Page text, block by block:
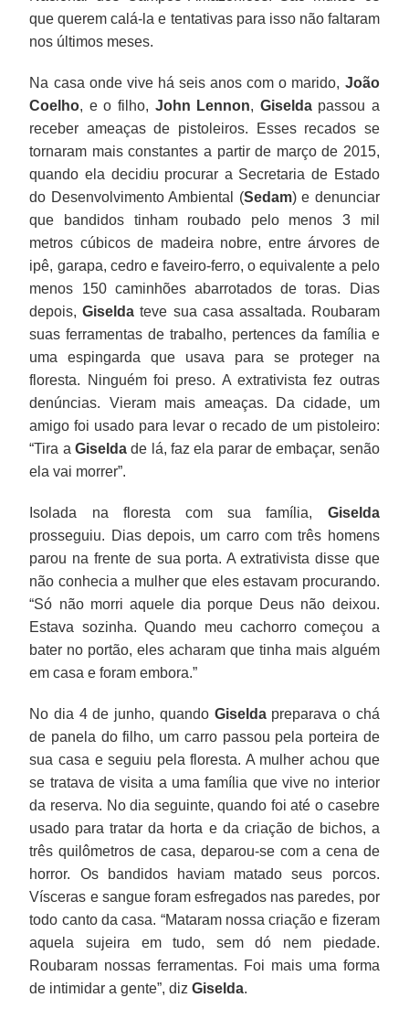
que querem calá-la e tentativas para isso não faltaram
nos últimos meses.
Na casa onde vive há seis anos com o marido, João
Coelho, e o filho, John Lennon, Giseldapassou a
receber ameaças de pistoleiros. Esses recados se
tornaram mais constantes a partir de março de 2015,
quando ela decidiu procurar a Secretaria de Estado
do Desenvolvimento Ambiental (Sedam) e denunciar
que bandidos tinham roubado pelo menos 3 mil
metros cúbicos de madeira nobre, entre árvores de
ipê, garapa, cedro e faveiro-ferro, o equivalente a pelo
menos 150 caminhões abarrotados de toras. Dias
depois,Giselda teve sua casa assaltada. Roubaram
suas ferramentas de trabalho, pertences da família e
uma espingarda que usava para se proteger na
floresta. Ninguém foi preso. A extrativista fez outras
denúncias. Vieram mais ameaças. Da cidade, um
amigo foi usado para levar o recado de um pistoleiro:
“Tira aGiselda de lá, faz ela parar de embaçar, senão
ela vai morrer”.
Isolada na floresta com sua família, Giselda
prosseguiu. Dias depois, um carro com três homens
parou na frente de sua porta. A extrativista disse que
não conhecia a mulher que eles estavam procurando.
“Só não morri aquele dia porque Deus não deixou.
Estava sozinha. Quando meu cachorro começou a
bater no portão, eles acharam que tinha mais alguém
em casa e foram embora.”
No dia 4 de junho, quando Giseldapreparava o chá
de panela do filho, um carro passou pela porteira de
sua casa e seguiu pela floresta. A mulher achou que
se tratava de visita a uma família que vive no interior
da reserva. No dia seguinte, quando foi até o casebre
usado para tratar da horta e da criação de bichos, a
três quilômetros de casa, deparou-se com a cena de
horror. Os bandidos haviam matado seus porcos.
Vísceras e sangue foram esfregados nas paredes, por
todo canto da casa. “Mataram nossa criação e fizeram
aquela sujeira em tudo, sem dó nem piedade.
Roubaram nossas ferramentas. Foi mais uma forma
de intimidar a gente”, dizGiselda.